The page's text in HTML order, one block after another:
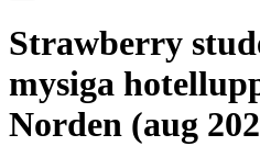
Strawberry
mysiga
Norden (aug